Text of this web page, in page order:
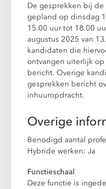
De gesprekken bij
gepland op dinsdag
15.00 uur tot 18.00
augustus 2025 van
kandidaten die
ontvangen uiterlijk
bericht. Overige
gesprekken bericht
inhuuropdracht.
Overige
Benodigd aantal
Hybride werken: Ja
Functieschaal
Deze functie is